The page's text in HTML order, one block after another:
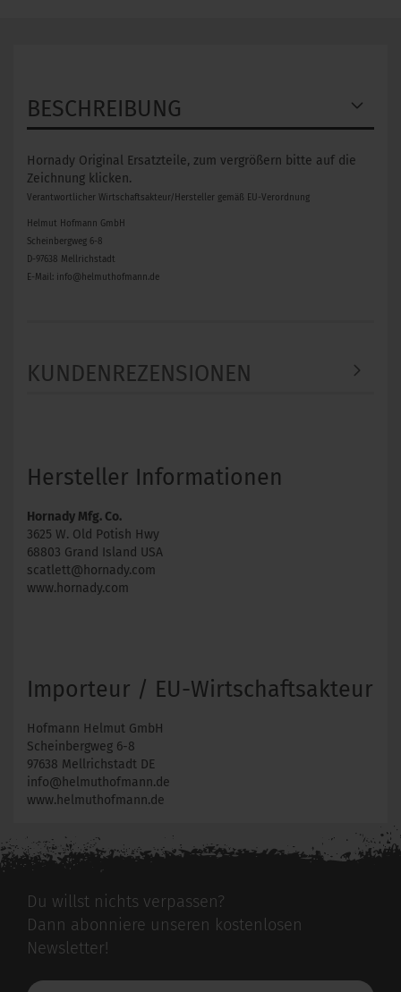
BESCHREIBUNG
Hornady Original Ersatzteile, zum vergrößern bitte auf die
Zeichnung klicken.
Verantwortlicher Wirtschaftsakteur/Hersteller gemäß EU-Verordnung
Helmut Hofmann GmbH
Scheinbergweg 6-8
D-97638 Mellrichstadt
E-Mail: info@helmuthofmann.de
KUNDENREZENSIONEN
Hersteller Informationen
Hornady Mfg. Co.
3625 W. Old Potish Hwy
68803 Grand Island USA
scatlett@hornady.com
www.hornady.com
Importeur / EU-Wirtschaftsakteur
Hofmann Helmut GmbH
Scheinbergweg 6-8
97638 Mellrichstadt DE
info@helmuthofmann.de
www.helmuthofmann.de
Du willst nichts verpassen?
Dann abonniere unseren kostenlosen
Newsletter!
Deine